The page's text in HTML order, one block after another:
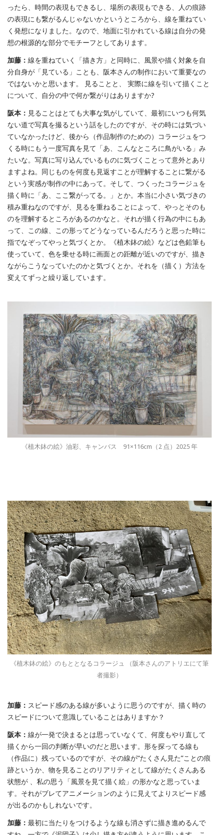
ったら、時間の表現もできるし、場所の表現もできる、人の痕跡
の表現にも繋がるんじゃないかというところから、線を重ねてい
く発想になりました。なので、地面に引かれている線は自分の発
想の根源的な部分でモチーフとしてあります。
加藤： 線を重ねていく「描き方」と同時に、風景や描く対象を自
分自身が「見ている」ことも、阪本さんの制作において重要なの
ではないかと思います。 見ることと、 実際に線を引いて描くこと
について、自分の中で何か繋がりはありますか?
阪本： 見ることはとても大事な気がしていて、最初にいつも何気
ない道で写真を撮るという話をしたのですが、その時には気づい
ていなかったけど、後から（作品制作のための）コラージュをつ
くる時にもう一度写真を見て「あ、こんなところに鳥がいる」み
たいな。写真に写り込んでいるものに気づくことって意外とあり
ますよね。同じものを何度も見返すことが理解することに繋がる
という実感が制作の中にあって。そして、つくったコラージュを
描く時に「あ、ここ繋がってる。」とか。本当に小さい気づきの
積み重ねなのですが、見るを重ねることによって、やっとそのも
のを理解するところがあるのかなと。それが描く行為の中にもあ
って、この線、この形ってどうなっているんだろうと思った時に
指でなぞってやっと気づくとか。《植木鉢の絵》などは色鉛筆も
使っていて、色を乗せる時に画面との距離が近いのですが、描き
ながらこうなっていたのかと気づくとか。それを（描く）方法を
変えてずっと繰り返しています。
《植木鉢の絵》油彩、キャンバス 91×116cm（2 点）2025 年
《植木鉢の絵》のもととなるコラージュ （阪本さんのアトリエにて筆
者撮影）
加藤： スピード感のある線が多いように思うのですが、描く時の
スピードについて意識していることはありますか？
阪本： 線が一発で決まるとは思っていなくて、何度もやり直して
描くから一回の判断が早いのだと思います。形を探ってる線も
（作品に）残っているのですが、その線が“たくさん見た”ことの痕
跡というか、物を見ることのリアリティとして線がたくさんある
状態が 、私の思う「風景を見て描く絵」の形かなと思っていま
す。それがブレてアニメーションのように見えてよりスピード感
が出るのかもしれないです。
加藤： 最初に当たりをつけるような線も消さずに描き進めるんで